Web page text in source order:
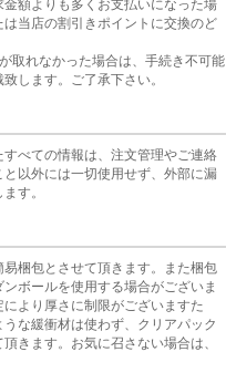
金額よりも多くお支払いになった場
当店の割引きポイントに交換のど
取れなかった場合は、手続き不可能
します。ご了承下さい。
すべての情報は、注文管理やご連絡
以外には一切使用せず、外部に漏
す。
梱包とさせて頂きます。また梱包
ボールを使用する場合がございま
より厚さに制限がございますた
な緩衝材は使わず、クリアパック
きます。お気に召さない場合は、